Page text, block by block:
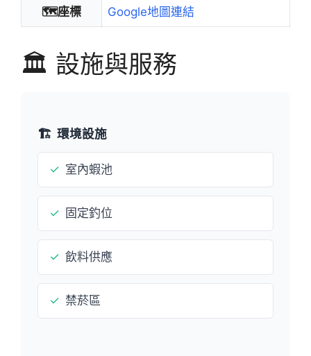
🗺️座標 Google地圖連結
🏛️ 設施與服務
🏗️ 環境設施
✓ 室內蝦池
✓ 固定釣位
✓ 飲料供應
✓ 禁菸區